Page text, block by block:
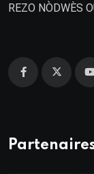
REZO NÒDWÈS